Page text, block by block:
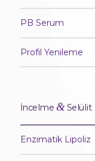
PB Serum
Profil Yenileme
İncelme &Selülit
Enzimatik Lipoliz